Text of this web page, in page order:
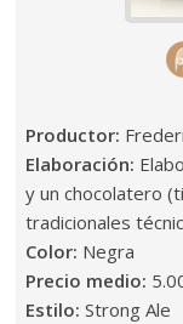
Productor:
Elaboración:
y un chocolatero
tradicionales
Color: Negra
Precio medio:
Estilo: Strong Ale